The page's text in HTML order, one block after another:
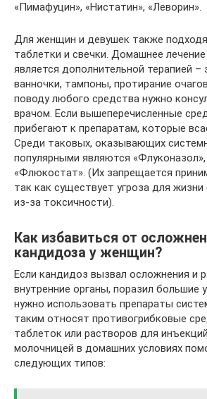
«Пимафуцин», «Нистатин», «Леворин».
Для женщин и девушек также
таблетки и свечки. Домашнее
является дополнительной терапией –
ванночки, тампоны, протирание
поводу любого средства нужно
врачом. Если вышеперечисленные
прибегают к препаратам, которые
Среди таковых, оказывающих
популярными являются
«Флюкостат». (Их запрещается
так как существует угроза для
из-за токсичности).
Как избавиться от
кандидоза у женщин?
Если кандидоз вызвал осложнения и
внутренние органы, поразил большие
нужно использовать препараты
таким относят противогрибковые
таблеток или растворов для
молочницей в домашних условиях
следующих типов: